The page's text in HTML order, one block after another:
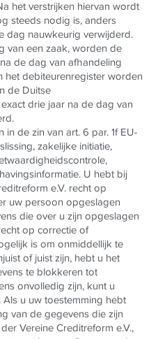
het verstrijken hiervan wordt
steeds nodig is, anders
dag nauwkeurig verwijderd.
van een zaak, worden de
de dag van afhandeling
het debiteurenregister worden
de Duitse
drie jaar na de dag van
de zin van art. 6 par. 1f EU-
zakelijke initiatie,
U hebt bij
e.V. recht op
uw persoon opgeslagen
die over u zijn opgeslagen
op correctie of
is om onmiddellijk te
of juist zijn, hebt u het
te blokkeren tot
onvolledig zijn, kunt u
u uw toestemming hebt
van de gegevens die zijn
Vereine Creditreform e.V.,